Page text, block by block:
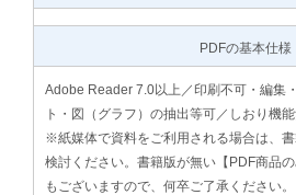
PDFの基本仕様
Adobe Reader 7.0以上／印刷不可・編集
ト・図（グラフ）の抽出等可／しおり機
※紙媒体で資料をご利用される場合は、
検討ください。書籍版が無い【PDF商品
もございますので、何卒ご了承ください。